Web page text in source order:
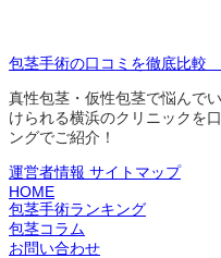
包茎手術の口コミを徹底比較
真性包茎・仮性包茎で悩んで
けられる横浜のクリニックを
ングでご紹介！
運営者情報 サイトマップ
HOME
包茎手術ランキング
包茎コラム
お問い合わせ